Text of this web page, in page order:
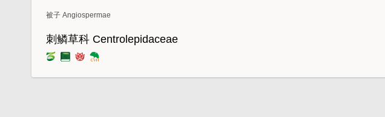
被子 Angiospermae
刺鳞草科 Centrolepidaceae